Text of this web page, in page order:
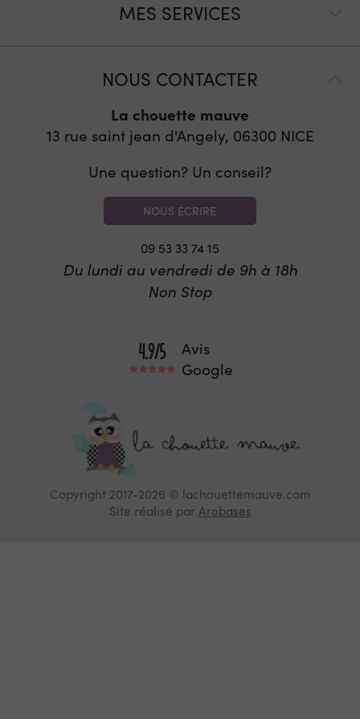
MES SERVICES
NOUS CONTACTER
La chouette mauve
13 rue saint jean d'Angely, 06300 NICE
Une question? Un conseil?
NOUS ÉCRIRE
09 53 33 74 15
Du lundi au vendredi de 9h à 18h
Non Stop
Avis
Google
Copyright 2017-2026 © lachouettemauve.com
Site réalisé parArobases